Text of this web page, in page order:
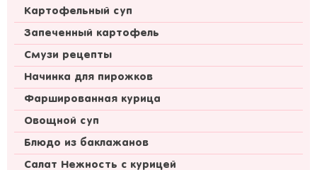
Картофельный суп
Запеченный картофель
Смузи рецепты
Начинка для пирожков
Фаршированная курица
Овощной суп
Блюдо из баклажанов
Салат Нежность с курицей